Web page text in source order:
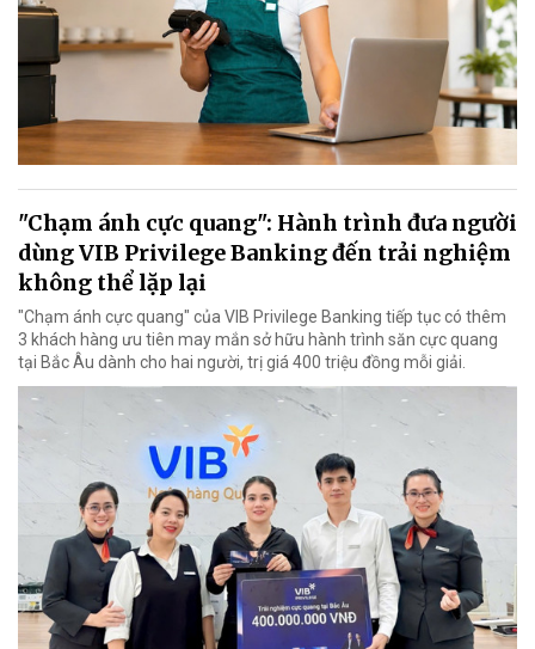
"Chạm ánh cực quang": Hành trình đưa người
dùng VIB Privilege Banking đến trải nghiệm
không thể lặp lại
"Chạm ánh cực quang" của VIB Privilege Banking tiếp tục có thêm
3 khách hàng ưu tiên may mắn sở hữu hành trình săn cực quang
tại Bắc Âu dành cho hai người, trị giá 400 triệu đồng mỗi giải.